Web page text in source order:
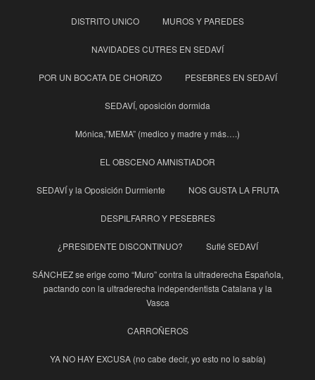
DISTRITO UNICO MUROS Y PAREDES
NAVIDADES CUTRES EN SEDAVÍ
POR UN BOCATA DE CHORIZO PESEBRES EN SEDAVÍ
SEDAVÍ, oposición dormida
Mónica,”MEMA” (medico y madre y más….)
EL OBSCENO AMNISTIADOR
SEDAVÍ y la Oposición Durmiente NOS GUSTA LA FRUTA
DESPILFARRO Y PESEBRES
¿PRESIDENTE DISCONTINUO? Suflé SEDAVÍ
SÁNCHEZ se erige como “Muro” contra la ultraderecha Española,
pactando con la ultraderecha independentista Catalana y la
Vasca
CARROÑEROS
YA NO HAY EXCUSA (no cabe decir, yo esto no lo sabía)